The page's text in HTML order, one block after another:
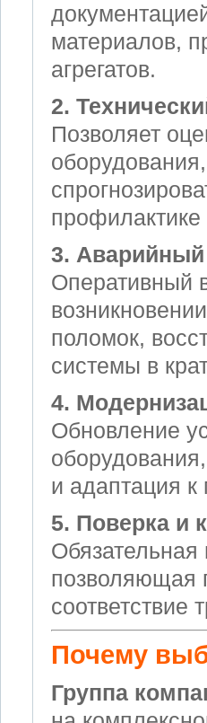
материалов,
агрегатов.
2.
Позволяет
профилактике
3.
Оперативный
поломок,
системы в
4.
Обновление
и адаптация
5. Поверка и
позволяющая
соответствие
Почему
Группа